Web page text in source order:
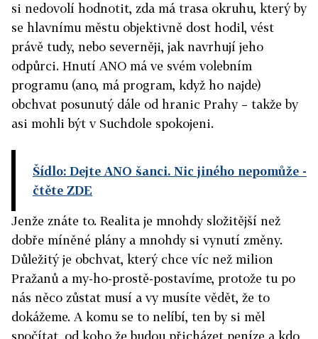
si nedovolí hodnotit, zda má trasa okruhu, který by
se hlavnímu městu objektivně dost hodil, vést
právě tudy, nebo severněji, jak navrhují jeho
odpůrci. Hnutí ANO má ve svém volebním
programu (ano, má program, když ho najde)
obchvat posunutý dále od hranic Prahy – takže by
asi mohli být v Suchdole spokojeni.
Šídlo: Dejte ANO šanci. Nic jiného nepomůže -
čtěte ZDE
Jenže znáte to. Realita je mnohdy složitější než
dobře míněné plány a mnohdy si vynutí změny.
Důležitý je obchvat, který chce víc než milion
Pražanů a my-ho-prostě-postavíme, protože tu po
nás něco zůstat musí a vy musíte vědět, že to
dokážeme. A komu se to nelíbí, ten by si měl
spočítat, od koho že budou přicházet peníze a kdo